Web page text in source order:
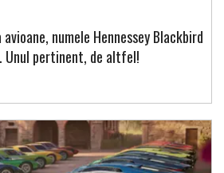
numele Hennessey Blackbird
Unul pertinent, de altfel!